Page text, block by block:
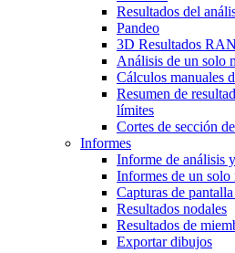
Resultados del
Pandeo
3D Resultados
Análisis de un solo
Cálculos manuales
Resumen de
límites
Cortes de sección
Informes
Informe de análisis
Informes de un solo
Capturas de
Resultados nodales
Resultados de
Exportar dibujos